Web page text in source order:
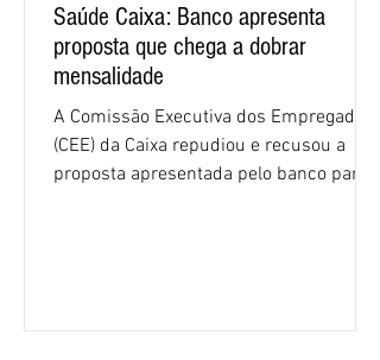
Saúde Caixa: Banco apresenta
proposta que chega a dobrar
mensalidade
A Comissão Executiva dos Empregados
(CEE) da Caixa repudiou e recusou a
proposta apresentada pelo banco para o